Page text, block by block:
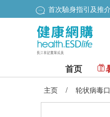
首次驗身指引及推介
首页
主页 / 轮状病毒